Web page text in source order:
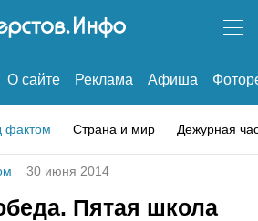
О сайте Реклама Афиша
фактом Страна и мир Дежурная
30 июня 2014
Пятая школа